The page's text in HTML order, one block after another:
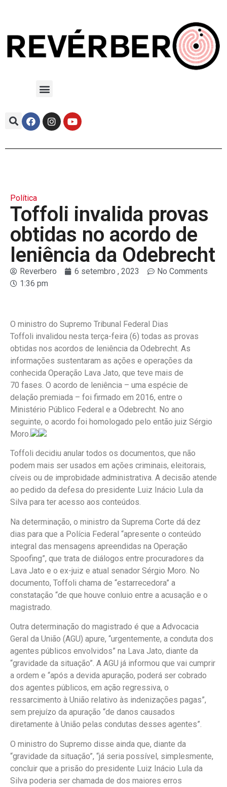
Política
Toffoli invalida provas
obtidas no acordo de
leniência da Odebrecht
Reverbero 6 setembro , 2023
No Comments
1:36 pm
O ministro do Supremo Tribunal Federal Dias
Toffoli invalidou nesta terça-feira (6) todas as provas
obtidas nos acordos de leniência da Odebrecht. As
informações sustentaram as ações e operações da
conhecida Operação Lava Jato, que teve mais de
70 fases. O acordo de leniência – uma espécie de
delação premiada – foi firmado em 2016, entre o
Ministério Público Federal e a Odebrecht. No ano
seguinte, o acordo foi homologado pelo então juiz Sérgio
Moro.
Toffoli decidiu anular todos os documentos, que não
podem mais ser usados em ações criminais, eleitorais,
cíveis ou de improbidade administrativa. A decisão atende
ao pedido da defesa do presidente Luiz Inácio Lula da
Silva para ter acesso aos conteúdos.
Na determinação, o ministro da Suprema Corte dá dez
dias para que a Polícia Federal “apresente o conteúdo
integral das mensagens apreendidas na Operação
Spoofing”, que trata de diálogos entre procuradores da
Lava Jato e o ex-juiz e atual senador Sérgio Moro. No
documento, Toffoli chama de “estarrecedora” a
constatação “de que houve conluio entre a acusação e o
magistrado.
Outra determinação do magistrado é que a Advocacia
Geral da União (AGU) apure, “urgentemente, a conduta dos
agentes públicos envolvidos” na Lava Jato, diante da
“gravidade da situação”. A AGU já informou que vai cumprir
a ordem e “após a devida apuração, poderá ser cobrado
dos agentes públicos, em ação regressiva, o
ressarcimento à União relativo às indenizações pagas”,
sem prejuízo da apuração “de danos causados
diretamente à União pelas condutas desses agentes”.
O ministro do Supremo disse ainda que, diante da
“gravidade da situação”, “já seria possível, simplesmente,
concluir que a prisão do presidente Luiz Inácio Lula da
Silva poderia ser chamada de dos maiores erros